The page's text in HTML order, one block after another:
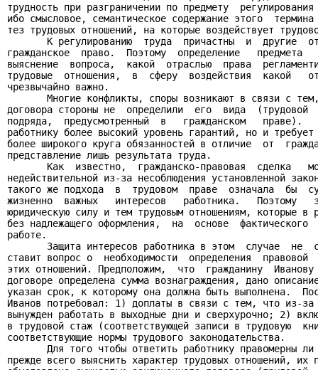
трудность при разграничении по предмету
ибо смысловое, семантическое содержание этого
тез трудовых отношений, на которые воздействует
К регулированию  труда  причастны  и  другие
гражданское  право.  Поэтому  определение   предмета
выяснение  вопроса,  какой  отраслью  права
трудовые  отношения,  в  сферу  воздействия  какой
чрезвычайно важно.
Многие конфликты, споры возникают в связи с
договора стороны не  определили  его  вида  (трудовой
подряда,  предусмотренный  в   гражданском   праве).
работнику более высокий уровень гарантий, но и
более широкого круга обязанностей в отличие  от
представление лишь результата труда.
Как  известно,  гражданско-правовая  сделка
недействительной из-за несоблюдения установленной
такого же подхода  в  трудовом  праве  означала  бы
жизненно  важных   интересов   работника.   Поэтому
юридическую силу и тем трудовым отношениям, которые в
без надлежащего оформления,  на  основе  фактического
работе.
Защита интересов работника в этом  случае  не
ставит вопрос о  необходимости  определения  правовой
этих отношений. Предположим,  что  гражданину
договоре определена сумма вознаграждения, дано
указан срок, к которому она должна быть выполнена.
Иванов потребовал: 1) доплаты в связи с тем, что из-
вынужден работать в выходные дни и сверхурочно; 2)
в трудовой стаж (соответствующей записи в трудовую
соответствующие нормы трудового законодательства.
Для того чтобы ответить работнику правомерны
прежде всего выяснить характер трудовых отношений, их